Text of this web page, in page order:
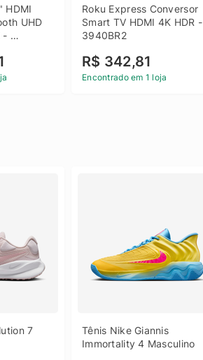
HDMI
UHD
-
Roku Express Conversor
Smart TV HDMI 4K HDR -
3940BR2
R$ 342,81
Encontrado em 1 loja
7
Tênis Nike Giannis
Immortality 4 Masculino